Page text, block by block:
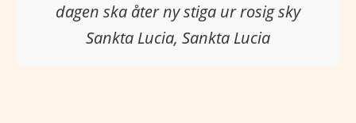
dagen ska åter ny stiga ur rosig sky
Sankta Lucia, Sankta Lucia